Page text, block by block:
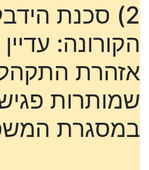
2) סכנת
הקורונה:
אזהרת
שמותרות
במסגרת